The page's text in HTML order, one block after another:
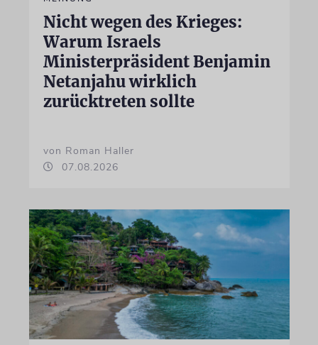
Nicht wegen des Krieges:
Warum Israels
Ministerpräsident Benjamin
Netanjahu wirklich
zurücktreten sollte
von Roman Haller
07.08.2026